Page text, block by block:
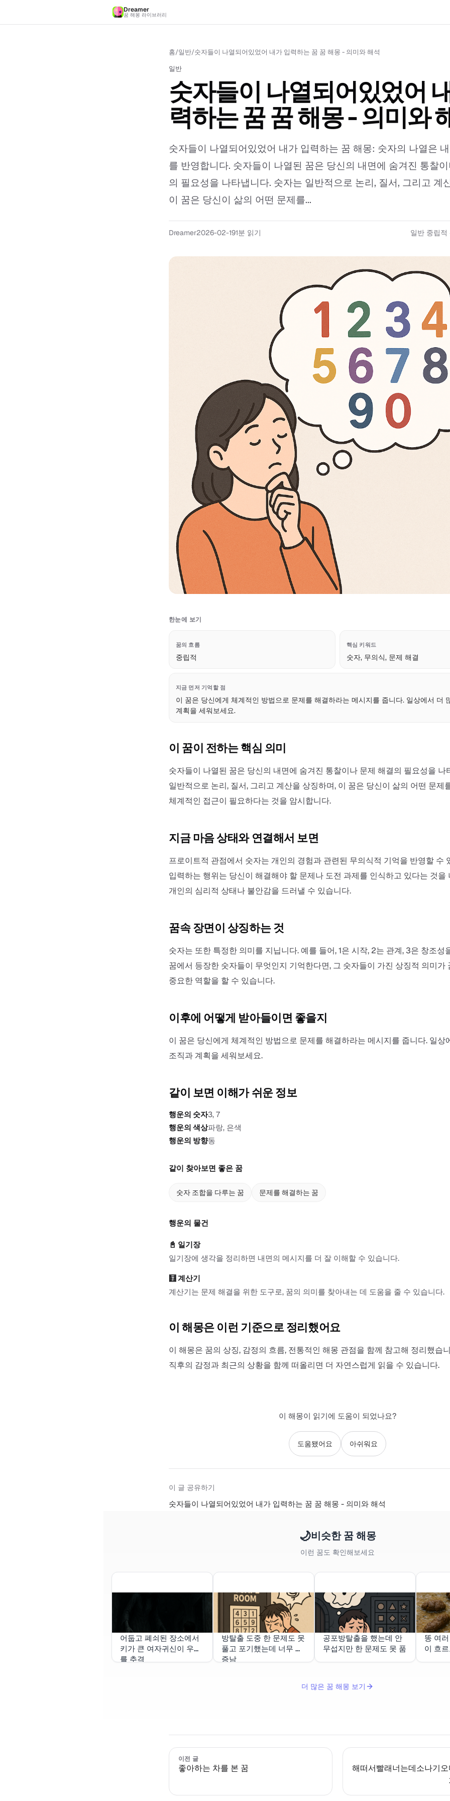
Dreamer
꿈 해몽 라이브러리
홈/일반/숫자들이 나열되어있었어 내가 입력하는 꿈 꿈 해몽 - 의미와 해석
일반
숫자들이 나열되어있었어
력하는 꿈 꿈 해몽 - 의미와
숫자들이 나열되어있었어 내가 입력하는 꿈 해몽: 숫자의 나열은
를 반영합니다. 숫자들이 나열된 꿈은 당신의 내면에 숨겨진 통찰
의 필요성을 나타냅니다. 숫자는 일반적으로 논리, 질서, 그리고 계
이 꿈은 당신이 삶의 어떤 문제를...
Dreamer2026-02-191분 읽기 일반 중립적
한눈에 보기
꿈의 흐름
중립적
핵심 키워드
숫자, 무의식, 문제 해결
지금 먼저 기억할 점
이 꿈은 당신에게 체계적인 방법으로 문제를 해결하라는 메시지를 줍니다. 일상에서 더
계획을 세워보세요.
이 꿈이 전하는 핵심 의미
숫자들이 나열된 꿈은 당신의 내면에 숨겨진 통찰이나 문제 해결의 필요성을 나
일반적으로 논리, 질서, 그리고 계산을 상징하며, 이 꿈은 당신이 삶의 어떤 문제
체계적인 접근이 필요하다는 것을 암시합니다.
지금 마음 상태와 연결해서 보면
프로이트적 관점에서 숫자는 개인의 경험과 관련된 무의식적 기억을 반영할 수
입력하는 행위는 당신이 해결해야 할 문제나 도전 과제를 인식하고 있다는 것을
개인의 심리적 상태나 불안감을 드러낼 수 있습니다.
꿈속 장면이 상징하는 것
숫자는 또한 특정한 의미를 지닙니다. 예를 들어, 1은 시작, 2는 관계, 3은 창조성
꿈에서 등장한 숫자들이 무엇인지 기억한다면, 그 숫자들이 가진 상징적 의미가
중요한 역할을 할 수 있습니다.
이후에 어떻게 받아들이면 좋을지
이 꿈은 당신에게 체계적인 방법으로 문제를 해결하라는 메시지를 줍니다. 일상
조직과 계획을 세워보세요.
같이 보면 이해가 쉬운 정보
행운의 숫자3, 7
행운의 색상파랑, 은색
행운의 방향동
같이 찾아보면 좋은 꿈
숫자 조합을 다루는 꿈 문제를 해결하는 꿈
행운의 물건
📓 일기장
일기장에 생각을 정리하면 내면의 메시지를 더 잘 이해할 수 있습니다.
🧮계산기
계산기는 문제 해결을 위한 도구로, 꿈의 의미를 찾아내는 데 도움을 줄 수 있습니다.
이 해몽은 이런 기준으로 정리했어요
이 해몽은 꿈의 상징, 감정의 흐름, 전통적인 해몽 관점을 함께 참고해 정리했습
직후의 감정과 최근의 상황을 함께 떠올리면 더 자연스럽게 읽을 수 있습니다.
이 해몽이 읽기에 도움이 되었나요?
도움됐어요 아쉬워요
이 글 공유하기
숫자들이 나열되어있었어 내가 입력하는 꿈 꿈 해몽 - 의미와 해석
🌙비슷한 꿈 해몽
이런 꿈도 확인해보세요
어둡고 폐쇠된 장소에서
키가 큰 여자귀신이 우리
를 추격
방탈출 도중 한 문제도 못
풀고 포기했는데 너무 짜
증남
공포방탈출을 했는데 안
무섭지만 한 문제도 못 품
똥 여
이 흐르
더 많은 꿈 해몽 보기
이전 글
좋아하는 차를 본 꿈
해떠서빨래너는데소나기